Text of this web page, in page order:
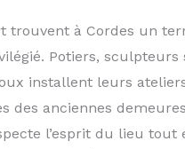
trouvent à Cordes un
Potiers, sculpteurs
installent leurs
des anciennes
l’esprit du lieu tout